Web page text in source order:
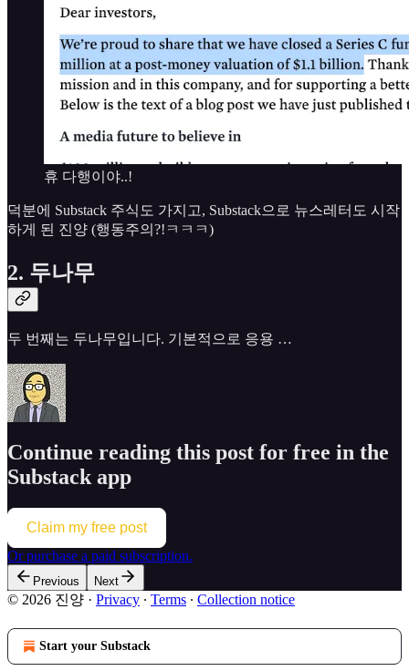
휴 다행이야..!
덕분에 Substack 주식도 가지고, Substack으로 뉴스레터도 시작
하게 된 진양 (행동주의?!ㅋㅋㅋ)
2. 두나무
두 번째는 두나무입니다. 기본적으로 응용 …
Continue reading this post for free in the
Substack app
Claim my free post
Or purchase a paid subscription.
Previous Next
© 2026 진양 · Privacy ∙ Terms ∙ Collection notice
Start your Substack